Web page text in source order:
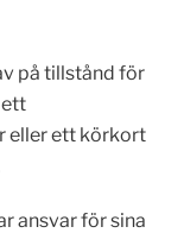
på tillstånd för
ett
eller ett körkort
ansvar för sina